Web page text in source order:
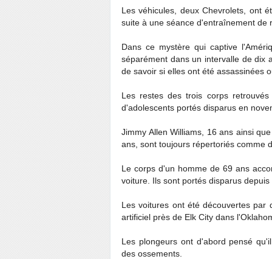
Les véhicules, deux Chevrolets, ont
suite à une séance d'entraînement de
Dans ce mystère qui captive
séparément dans un intervalle de dix
de savoir si elles ont été assassinées
Les restes des trois corps
d'adolescents portés disparus en
Jimmy Allen Williams, 16 ans ainsi
ans, sont toujours répertoriés comme
Le corps d'un homme de 69 ans
voiture. Ils sont portés disparus
Les voitures ont été découvertes par
artificiel près de Elk City dans
Les plongeurs ont d'abord pensé
des ossements.